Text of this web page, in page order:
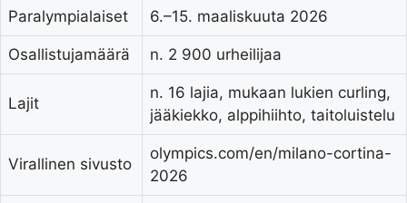
Paralympialaiset 6.–15. maaliskuuta 2026
Osallistujamäärä n. 2 900 urheilijaa
Lajit
n. 16 lajia, mukaan lukien curling,
jääkiekko, alppihiihto, taitoluistelu
Virallinen sivusto
olympics.com/en/milano-cortina-
2026